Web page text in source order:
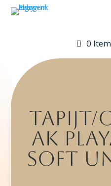
0
tapijt/
ak
soft